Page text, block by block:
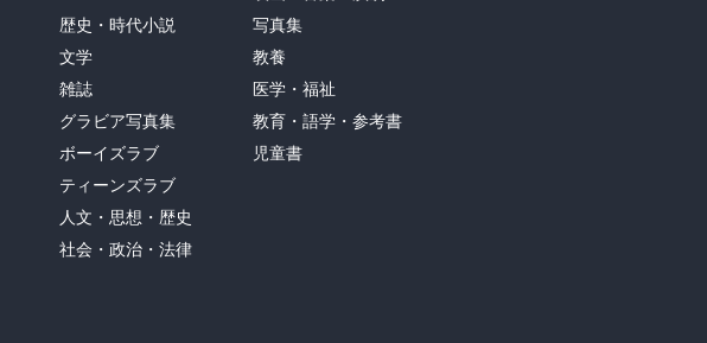
歴史・時代小説
文学
雑誌
グラビア写真集
ボーイズラブ
ティーンズラブ
人文・思想・歴史
社会・政治・法律
写真集
教養
医学・福祉
教育・語学・参考書
児童書